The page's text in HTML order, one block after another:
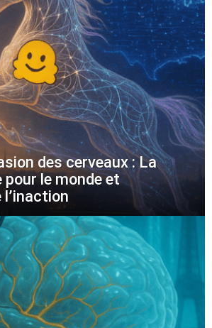
des cerveaux : La
le monde et